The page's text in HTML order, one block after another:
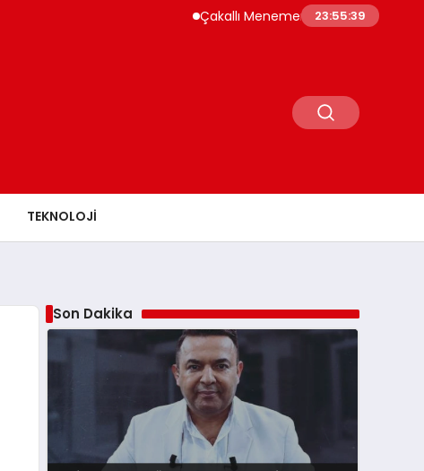
Çakallı Menemeni Rehberi: Nerede Yenir,
23:55:40
TEKNOLOJI
Son Dakika